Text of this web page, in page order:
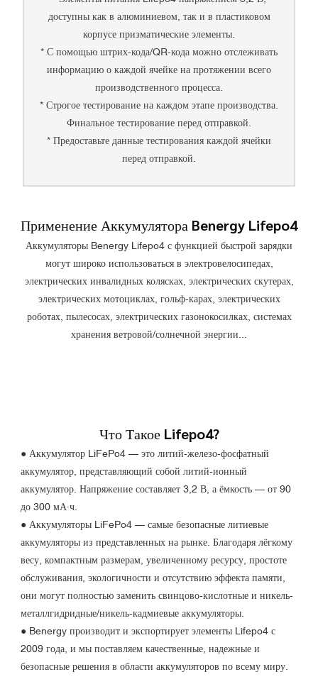
доступны как в алюминиевом, так и в пластиковом
корпусе призматические элементы.
* С помощью штрих-кода/QR-кода можно отслеживать
информацию о каждой ячейке на протяжении всего
производственного процесса.
* Строгое тестирование на каждом этапе производства.
Финальное тестирование перед отправкой.
* Предоставьте данные тестирования каждой ячейки
перед отправкой.
Применение Аккумулятора Benergy Lifepo4
Аккумуляторы Benergy Lifepo4 с функцией быстрой зарядки
могут широко использоваться в электровелосипедах,
электрических инвалидных колясках, электрических скутерах,
электрических мотоциклах, гольф-карах, электрических
роботах, пылесосах, электрических газонокосилках, системах
хранения ветровой/солнечной энергии...
Что Такое Lifepo4?
● Аккумулятор LiFePo4 — это литий-железо-фосфатный
аккумулятор, представляющий собой литий-ионный
аккумулятор. Напряжение составляет 3,2 В, а ёмкость — от 90
до 300 мА·ч.
● Аккумуляторы LiFePo4 — самые безопасные литиевые
аккумуляторы из представленных на рынке. Благодаря лёгкому
весу, компактным размерам, увеличенному ресурсу, простоте
обслуживания, экологичности и отсутствию эффекта памяти,
они могут полностью заменить свинцово-кислотные и никель-
металлгидридные/никель-кадмиевые аккумуляторы.
● Benergy производит и экспортирует элементы Lifepo4 с
2009 года, и мы поставляем качественные, надежные и
безопасные решения в области аккумуляторов по всему миру.